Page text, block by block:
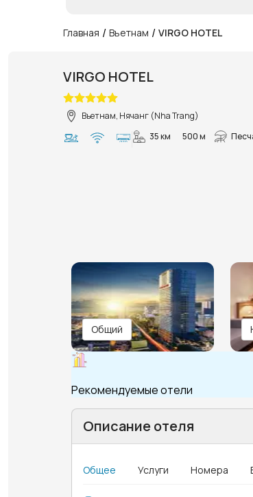
Главная / Вьетнам / VIRGO HOTEL
VIRGO HOTEL
Вьетнам, Нячанг (Nha Trang)
35 км
500 м
Общий
Рекомендуемые отели
Описание отеля
Общее Услуги Номера